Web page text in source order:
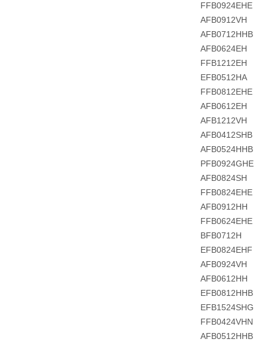
FFB0924EHE
AFB0912VH
AFB0712HHB
AFB0624EH
FFB1212EH
EFB0512HA
FFB0812EHE
AFB0612EH
AFB1212VH
AFB0412SHB
AFB0524HHB
PFB0924GHE
AFB0824SH
FFB0824EHE
AFB0912HH
FFB0624EHE
BFB0712H
EFB0824EHF
AFB0924VH
AFB0612HH
EFB0812HHB
EFB1524SHG
FFB0424VHN
AFB0512HHB